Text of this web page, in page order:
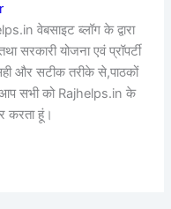
वेबसाइट ब्लॉग के द्वारा
सरकारी योजना एवं प्रॉपर्टी
और सटीक तरीके से,पाठकों
आप सभी को Rajhelps.in के
करता हूं।